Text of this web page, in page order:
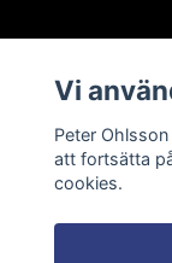
Vi
Peter
att fortsätta
cookies.